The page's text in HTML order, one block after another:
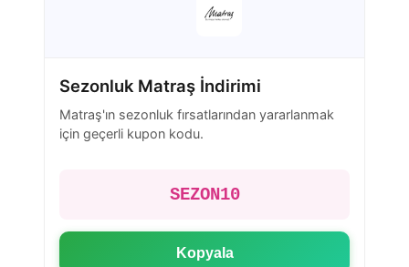
Sezonluk Matraş İndirimi
Matraş'ın sezonluk fırsatlarından yararlanmak
için geçerli kupon kodu.
SEZON10
Kopyala